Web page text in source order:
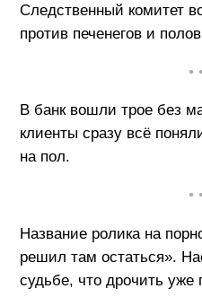
Следственный комитет
против печенегов и
•
В банк вошли трое без
клиенты сразу всё
на пол.
•
Название ролика на
решил там остаться».
судьбе, что дрочить уже